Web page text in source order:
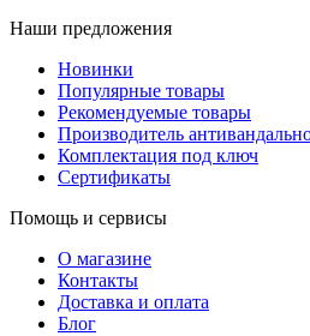
Наши предложения
Новинки
Популярные товары
Рекомендуемые товары
Производитель
Комплектация под ключ
Сертификаты
Помощь и сервисы
О магазине
Контакты
Доставка и оплата
Блог